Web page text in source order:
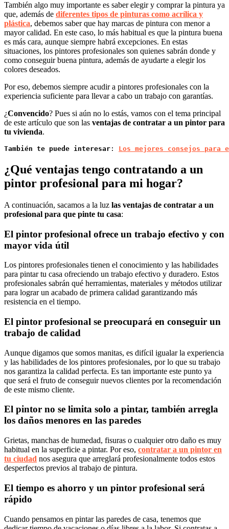
También algo muy importante es saber elegir y comprar la pintura ya
que, además de diferentes tipos de pinturas como acrílica y
plástica, debemos saber que hay marcas de pintura con menor a
mayor calidad. En este caso, lo más habitual es que la pintura buena
es más cara, aunque siempre habrá excepciones. En estas
situaciones, los pintores profesionales son quienes sabrán donde y
como conseguir buena pintura, además de ayudarte a elegir los
colores deseados.
Por eso, debemos siempre acudir a pintores profesionales con la
experiencia suficiente para llevar a cabo un trabajo con garantías.
¿Convencido? Pues si aún no lo estás, vamos con el tema principal
de este artículo que son las ventajas de contratar a un pintor para
tu vivienda.
También te puede interesar : Los mejores consejos
¿Qué ventajas tengo contratando a un
pintor profesional para mi hogar?
A continuación, sacamos a la luz las ventajas de contratar a un
profesional para que pinte tu casa:
El pintor profesional ofrece un trabajo efectivo y con
mayor vida útil
Los pintores profesionales tienen el conocimiento y las habilidades
para pintar tu casa ofreciendo un trabajo efectivo y duradero. Estos
profesionales sabrán qué herramientas, materiales y métodos utilizar
para lograr un acabado de primera calidad garantizando más
resistencia en el tiempo.
El pintor profesional se preocupará en conseguir un
trabajo de calidad
Aunque digamos que somos manitas, es difícil igualar la experiencia
y las habilidades de los pintores profesionales, por lo que su trabajo
nos garantiza la calidad perfecta. Es tan importante este punto ya
que será el fruto de conseguir nuevos clientes por la recomendación
de este mismo cliente.
El pintor no se limita solo a pintar, también arregla
los daños menores en las paredes
Grietas, manchas de humedad, fisuras o cualquier otro daño es muy
habitual en la superficie a pintar. Por eso, contratar a un pintor en
tu ciudad nos asegura que arreglará profesionalmente todos estos
desperfectos previos al trabajo de pintura.
El tiempo es ahorro y un pintor profesional será
rápido
Cuando pensamos en pintar las paredes de casa, tenemos que